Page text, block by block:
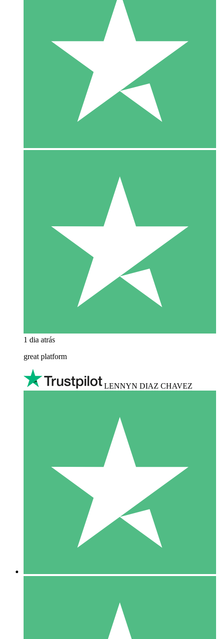
1 dia atrás
great platform
LENNYN DIAZ CHAVEZ